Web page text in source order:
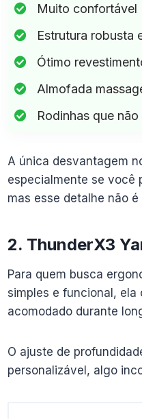
Muito confortável
Estrutura robusta
Ótimo
Almofada
Rodinhas que
A única desvantagem
especialmente se você
mas esse detalhe não
2. ThunderX3
Para quem busca
simples e funcional, ela
acomodado durante
O ajuste de
personalizável, algo